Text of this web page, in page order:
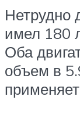
Нетрудно
имел 180
Оба
объем в